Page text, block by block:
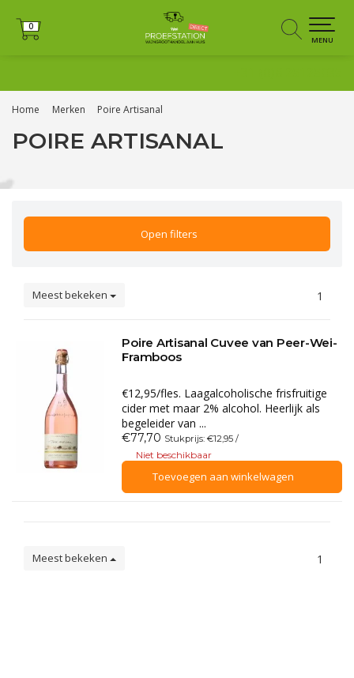
0
0
MENU
Home Merken Poire Artisanal
POIRE ARTISANAL
Open filters
Meest bekeken 1
Poire Artisanal Cuvee van Peer-Wei-
Framboos
€12,95/fles. Laagalcoholische frisfruitige
cider met maar 2% alcohol. Heerlijk als
begeleider van ...
€77,70 Stukprijs: €12,95 /
Niet beschikbaar
Toevoegen aan winkelwagen
Meest bekeken 1